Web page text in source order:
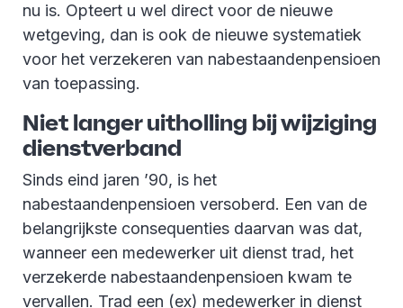
nu is. Opteert u wel direct voor de nieuwe
wetgeving, dan is ook de nieuwe systematiek
voor het verzekeren van nabestaandenpensioen
van toepassing.
Niet langer uitholling bij wijziging
dienstverband
Sinds eind jaren ’90, is het
nabestaandenpensioen versoberd. Een van de
belangrijkste consequenties daarvan was dat,
wanneer een medewerker uit dienst trad, het
verzekerde nabestaandenpensioen kwam te
vervallen. Trad een (ex) medewerker in dienst